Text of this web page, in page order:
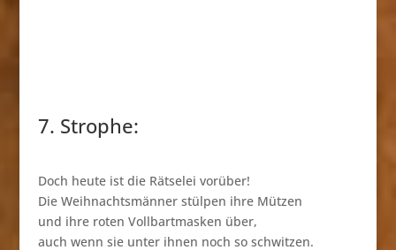
7. Strophe:
Doch heute ist die Rätselei vorüber!
Die Weihnachtsmänner stülpen ihre Mützen
und ihre roten Vollbartmasken über,
auch wenn sie unter ihnen noch so schwitzen.